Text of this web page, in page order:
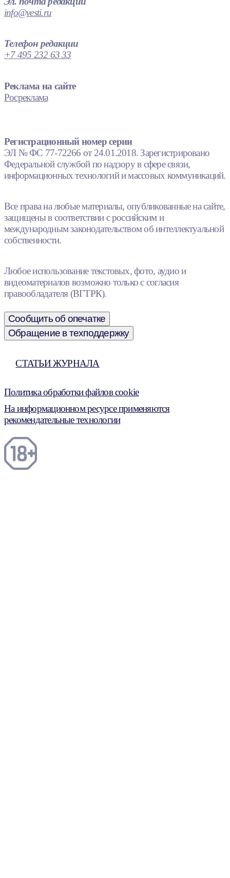
info@vesti.ru
Телефон редакции
+7 495 232 63 33
Реклама на сайте
Росреклама
Регистрационный номер серии
ЭЛ № ФС 77-72266 от 24.01.2018. Зарегистрировано
Федеральной службой по надзору в сфере связи,
информационных технологий и массовых коммуникаций.
Все права на любые материалы, опубликованные на сайте,
защищены в соответствии с российским и
международным законодательством об интеллектуальной
собственности.
Любое использование текстовых, фото, аудио и
видеоматериалов возможно только с согласия
правообладателя (ВГТРК).
Сообщить об опечатке
Обращение в техподдержку
СТАТЬИ ЖУРНАЛА
Политика обработки файлов cookie
На информационном ресурсе применяются
рекомендательные технологии